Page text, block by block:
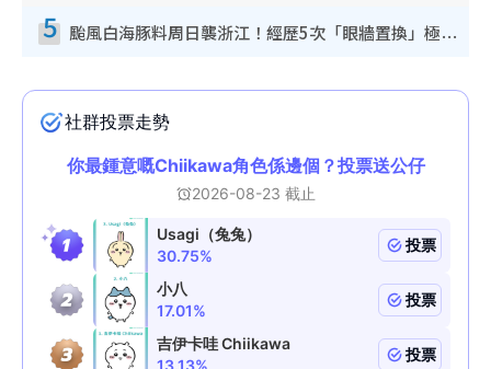
5 颱風白海豚料周日襲浙江！經歷5次「眼牆置換」極罕見 成登陸內地最長途颱風